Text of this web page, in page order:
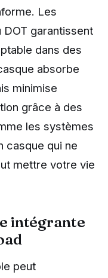
Les
DOT garantissent
dans des
absorbe
minimise
grâce à des
les systèmes
casque qui ne
mettre votre vie
intégrante
peut